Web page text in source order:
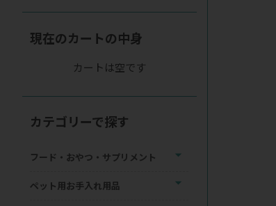
現在のカートの中身
カートは空です
カテゴリーで探す
フード・おやつ・サプリメント
ペット用お手入れ用品